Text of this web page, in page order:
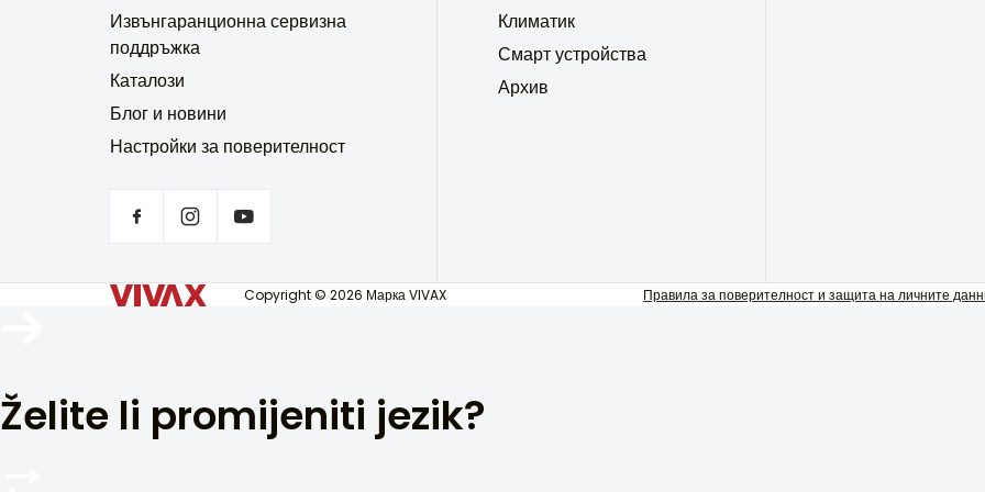
Извънгаранционна сервизна
поддръжка
Каталози
Блог и новини
Настройки за поверителност
Климатик
Смарт устройства
Архив
Copyright © 2026 Марка VIVAX Правила за поверителност и защита на личните
Želite li promijeniti jezik?